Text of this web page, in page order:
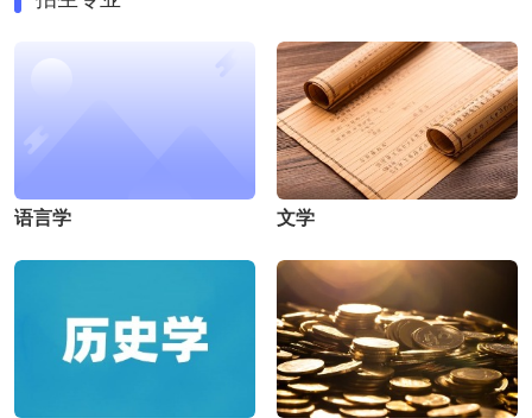
覆盖了综合性大学除药学以外的所有专业。其专业层次丰
富，文凭种类齐全，每年颁发6000张左右国家级专科、本
科、硕士研究生和博士研究生文凭；有73个硕士学位授予
权，38个博士学位授予权，其专业包括经济管理、信息传
媒、法律、社会科学、语言文学、体育科学、生物医学、
工程技术等。巴黎第十三大学的经济管理﹑工程科学﹑传
媒科学实力很强，其中的工业经济专业可以说是重中之
重，有一批知名的教授领导着这一领域的研究。如大学副
Barbet）乃是国际关系与战略研究院成员，也是北巴黎研
语言学 文学